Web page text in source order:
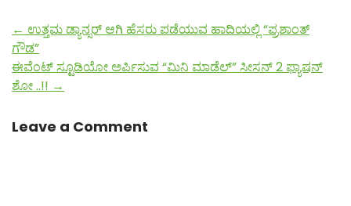
← ಉತ್ತಮ ಡ್ಯಾನ್ಸರ್ ಆಗಿ ಹೆಸರು ಪಡೆಯುವ ಹಾದಿಯಲ್ಲಿ “ಪ್ರಶಾಂತ್
ಗೌಡ”
ಈವೆಂಟ್ ಸ್ಟೂಡಿಯೋ ಅರ್ಪಿಸುವ “ಮಿನಿ ಮಾಡೆಲ್” ಸೀಸನ್ 2 ಫ್ಯಾಷನ್
ಶೋ ..!! →
Leave a Comment